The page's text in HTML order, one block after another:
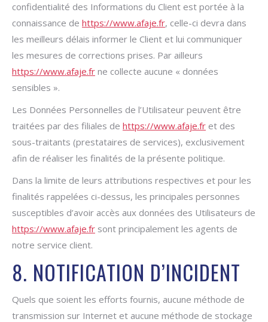
confidentialité des Informations du Client est portée à la
connaissance de https://www.afaje.fr, celle-ci devra dans
les meilleurs délais informer le Client et lui communiquer
les mesures de corrections prises. Par ailleurs
https://www.afaje.fr ne collecte aucune « données
sensibles ».
Les Données Personnelles de l’Utilisateur peuvent être
traitées par des filiales de https://www.afaje.fr et des
sous-traitants (prestataires de services), exclusivement
afin de réaliser les finalités de la présente politique.
Dans la limite de leurs attributions respectives et pour les
finalités rappelées ci-dessus, les principales personnes
susceptibles d’avoir accès aux données des Utilisateurs de
https://www.afaje.fr sont principalement les agents de
notre service client.
8. NOTIFICATION D’INCIDENT
Quels que soient les efforts fournis, aucune méthode de
transmission sur Internet et aucune méthode de stockage